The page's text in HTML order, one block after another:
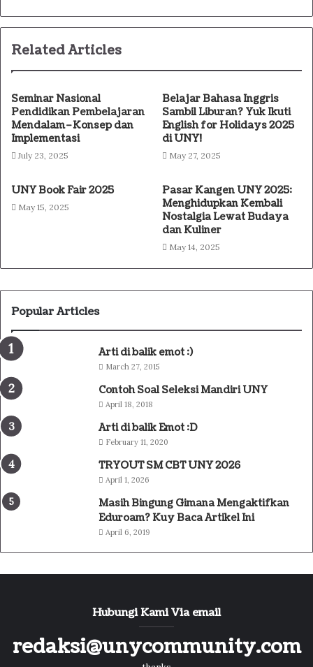
Related Articles
Seminar Nasional
Pendidikan Pembelajaran
Mendalam–Konsep dan
Implementasi
July 23, 2025
Belajar Bahasa Inggris
Sambil Liburan? Yuk Ikuti
English for Holidays 2025
di UNY!
May 27, 2025
UNY Book Fair 2025
May 15, 2025
Pasar Kangen UNY 2025:
Menghidupkan Kembali
Nostalgia Lewat Budaya
dan Kuliner
May 14, 2025
Popular Articles
Arti di balik emot :)
March 27, 2015
Contoh Soal Seleksi Mandiri UNY
April 18, 2018
Arti di balik Emot :D
February 11, 2020
TRYOUT SM CBT UNY 2026
April 1, 2026
Masih Bingung Gimana Mengaktifkan
Eduroam? Kuy Baca Artikel Ini
April 6, 2019
Hubungi Kami Via email
redaksi@unycommunity.com